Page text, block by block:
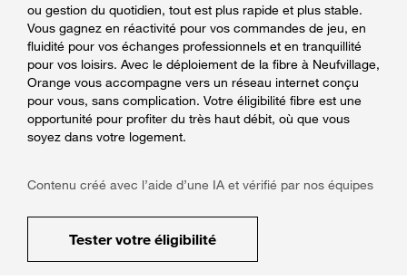
ou gestion du quotidien, tout est plus rapide et plus stable.
Vous gagnez en réactivité pour vos commandes de jeu, en
fluidité pour vos échanges professionnels et en tranquillité
pour vos loisirs. Avec le déploiement de la fibre à Neufvillage,
Orange vous accompagne vers un réseau internet conçu
pour vous, sans complication. Votre éligibilité fibre est une
opportunité pour profiter du très haut débit, où que vous
soyez dans votre logement.
Contenu créé avec l’aide d’une IA et vérifié par nos équipes
Tester votre éligibilité